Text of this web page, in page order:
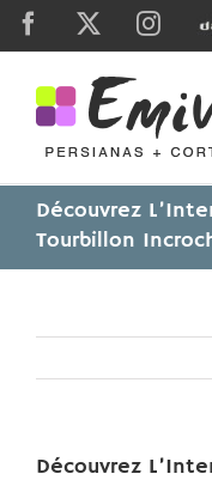
Skip
Facebook
Découvrez
Tourbillon
Découvrez